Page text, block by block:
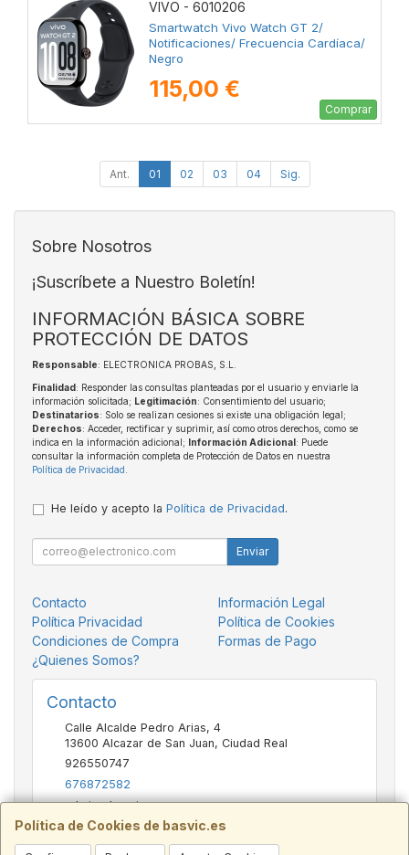
VIVO - 6010206
Smartwatch Vivo Watch GT 2/
Notificaciones/ Frecuencia Cardíaca/
Negro
115,00 €
Comprar
Ant. 01 02 03 04 Sig.
Política de Cookies de basvic.es
Sobre Nosotros
¡Suscríbete a Nuestro Boletín!
INFORMACIÓN BÁSICA SOBRE
PROTECCIÓN DE DATOS
Responsable: ELECTRONICA PROBAS, S.L.
Finalidad: Responder las consultas planteadas por el usuario y enviarle la
información solicitada; Legitimación: Consentimiento del usuario;
Destinatarios: Solo se realizan cesiones si existe una obligación legal;
Derechos: Acceder, rectificar y suprimir, así como otros derechos, como se
indica en la información adicional; Información Adicional: Puede
consultar la información completa de Protección de Datos en nuestra
Política de Privacidad
He leído y acepto la Política de Privacidad.
Enviar
Contacto
Información Legal
Política Privacidad
Política de Cookies
Condiciones de Compra
Formas de Pago
¿Quienes Somos?
Contacto
Calle Alcalde Pedro Arias, 4
13600 Alcazar de San Juan, Ciudad Real
926550747
676872582
admin@basvic.es